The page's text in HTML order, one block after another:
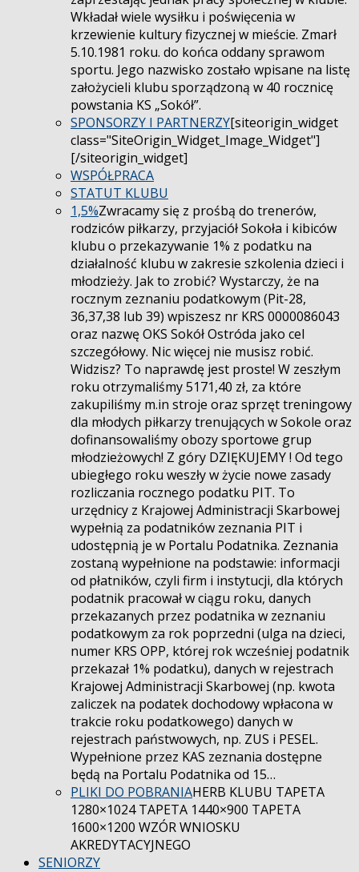
Wkładał wiele wysiłku i poświęcenia w
krzewienie kultury fizycznej w mieście. Zmarł
5.10.1981 roku. do końca oddany sprawom
sportu. Jego nazwisko zostało wpisane na listę
założycieli klubu sporządzoną w 40 rocznicę
powstania KS „Sokół”.
SPONSORZY I PARTNERZY[siteorigin_widget
class="SiteOrigin_Widget_Image_Widget"]
[/siteorigin_widget]
WSPÓŁPRACA
STATUT KLUBU
1,5%Zwracamy się z prośbą do trenerów,
rodziców piłkarzy, przyjaciół Sokoła i kibiców
klubu o przekazywanie 1% z podatku na
działalność klubu w zakresie szkolenia dzieci i
młodzieży. Jak to zrobić? Wystarczy, że na
rocznym zeznaniu podatkowym (Pit-28,
36,37,38 lub 39) wpiszesz nr KRS 0000086043
oraz nazwę OKS Sokół Ostróda jako cel
szczegółowy. Nic więcej nie musisz robić.
Widzisz? To naprawdę jest proste! W zeszłym
roku otrzymaliśmy 5171,40 zł, za które
zakupiliśmy m.in stroje oraz sprzęt treningowy
dla młodych piłkarzy trenujących w Sokole oraz
dofinansowaliśmy obozy sportowe grup
młodzieżowych! Z góry DZIĘKUJEMY ! Od tego
ubiegłego roku weszły w życie nowe zasady
rozliczania rocznego podatku PIT. To
urzędnicy z Krajowej Administracji Skarbowej
wypełnią za podatników zeznania PIT i
udostępnią je w Portalu Podatnika. Zeznania
zostaną wypełnione na podstawie: informacji
od płatników, czyli firm i instytucji, dla których
podatnik pracował w ciągu roku, danych
przekazanych przez podatnika w zeznaniu
podatkowym za rok poprzedni (ulga na dzieci,
numer KRS OPP, której rok wcześniej podatnik
przekazał 1% podatku), danych w rejestrach
Krajowej Administracji Skarbowej (np. kwota
zaliczek na podatek dochodowy wpłacona w
trakcie roku podatkowego) danych w
rejestrach państwowych, np. ZUS i PESEL.
Wypełnione przez KAS zeznania dostępne
będą na Portalu Podatnika od 15…
PLIKI DO POBRANIAHERB KLUBU TAPETA
1280×1024 TAPETA 1440×900 TAPETA
1600×1200 WZÓR WNIOSKU
AKREDYTACYJNEGO
SENIORZY